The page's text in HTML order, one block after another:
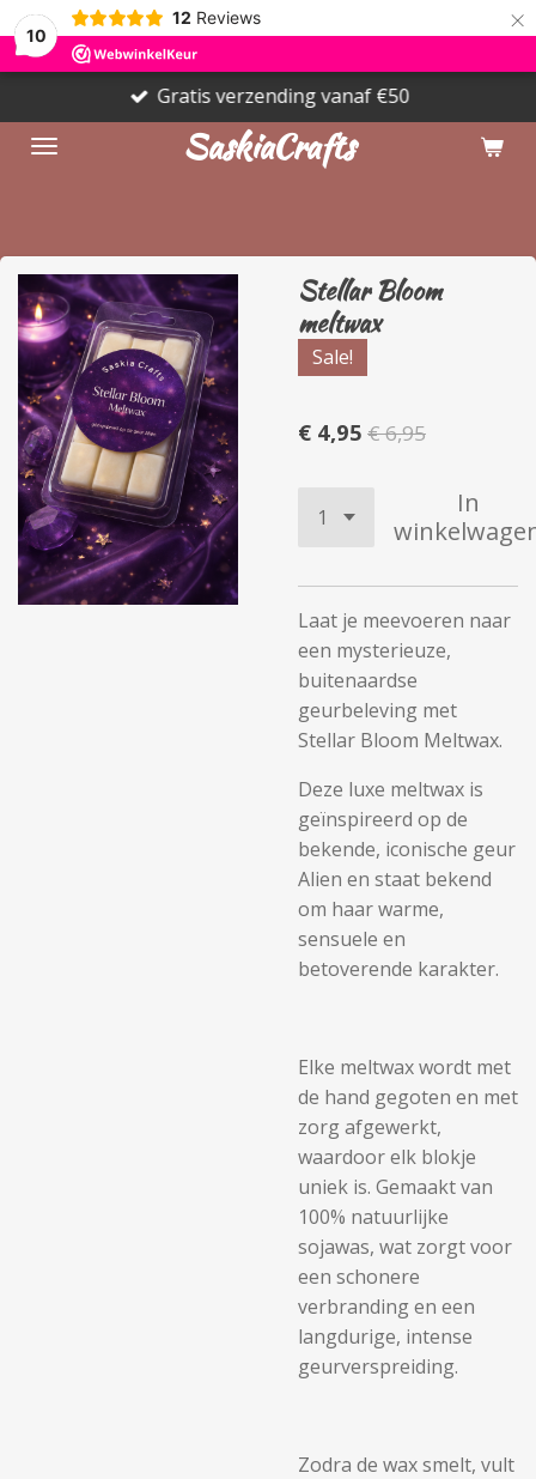
10
12 Reviews ×
SaskiaCrafts
Gratis verzending vanaf €50
Stellar Bloom
meltwax
Sale!
€ 4,95 € 6,95
In
Laat je meevoeren naar
een mysterieuze,
buitenaardse
geurbeleving met
Stellar Bloom Meltwax.
Deze luxe meltwax is
geïnspireerd op de
bekende, iconische geur
Alien en staat bekend
om haar warme,
sensuele en
betoverende karakter.
Elke meltwax wordt met
de hand gegoten en met
zorg afgewerkt,
waardoor elk blokje
uniek is. Gemaakt van
100% natuurlijke
sojawas, wat zorgt voor
een schonere
verbranding en een
langdurige, intense
geurverspreiding.
Zodra de wax smelt, vult